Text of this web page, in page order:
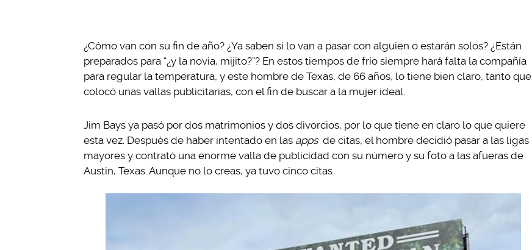
¿Cómo van con su fin de año? ¿Ya saben si lo van a pasar con alguien o estarán solos? ¿Están
preparados para “¿y la novia, mijito?”? En estos tiempos de frío siempre hará falta la compañía
para regular la temperatura, y este hombre de Texas, de 66 años, lo tiene bien claro, tanto que
colocó unas vallas publicitarias, con el fin de buscar a la mujer ideal.
Jim Bays ya pasó por dos matrimonios y dos divorcios, por lo que tiene en claro lo que quiere
esta vez. Después de haber intentado en las apps de citas, el hombre decidió pasar a las ligas
mayores y contrató una enorme valla de publicidad con su número y su foto a las afueras de
Austin, Texas. Aunque no lo creas, ya tuvo cinco citas.